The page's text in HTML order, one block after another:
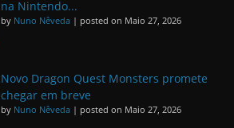
na Nintendo...
by Nuno Nêveda | posted on Maio 27, 2026
Novo Dragon Quest Monsters promete
chegar em breve
by Nuno Nêveda | posted on Maio 27, 2026